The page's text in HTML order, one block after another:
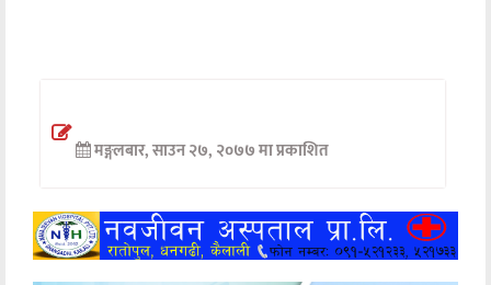
अन्तर्वार्ता
खेलकुद
मनोरञ्जन
मङ्गलबार, साउन २७, २०७७ मा प्रकाशित